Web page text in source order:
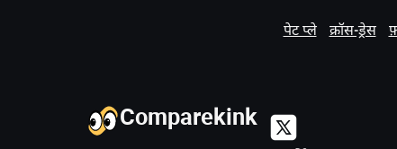
पेट प्ले क्रॉस-ड्रेस
Comparekink